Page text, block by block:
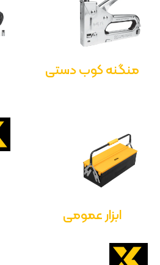
منگنه کوب دستی
ابزار عمومی